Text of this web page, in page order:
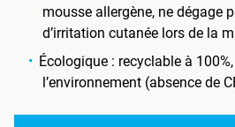
mousse allergène, ne dégage
d’irritation cutanée lors de la
Écologique : recyclable à
l’environnement (absence de